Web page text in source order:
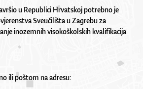
u Republici Hrvatskoj potrebno je
Sveučilišta u Zagrebu za
inozemnih visokoškolskih kvalifikacija
ili poštom na adresu: